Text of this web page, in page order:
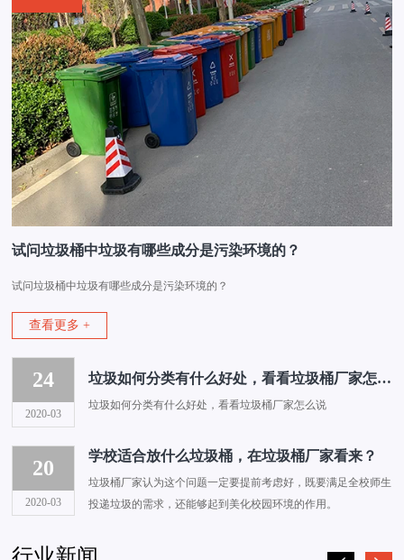
试问垃圾桶中垃圾有哪些成分是污染环境的？
试问垃圾桶中垃圾有哪些成分是污染环境的？
查看更多 +
24
2020-03
垃圾如何分类有什么好处，看看垃圾桶厂家怎么说
垃圾如何分类有什么好处，看看垃圾桶厂家怎么说
20
2020-03
学校适合放什么垃圾桶，在垃圾桶厂家看来？
垃圾桶厂家认为这个问题一定要提前考虑好，既要满足全校师生
投递垃圾的需求，还能够起到美化校园环境的作用。